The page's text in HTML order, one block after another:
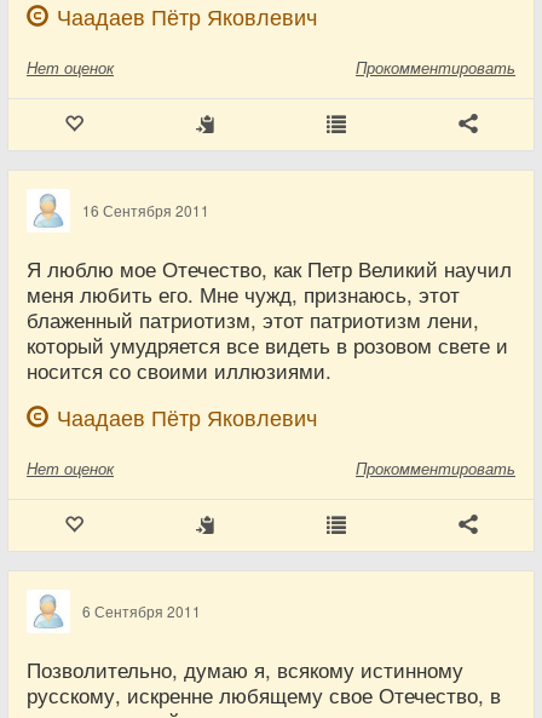
Чаадаев Пётр Яковлевич
Нет оценок Прокомментировать
16 Сентября 2011
Я люблю мое Отечество, как Петр Великий научил
меня любить его. Мне чужд, признаюсь, этот
блаженный патриотизм, этот патриотизм лени,
который умудряется все видеть в розовом свете и
носится со своими иллюзиями.
Чаадаев Пётр Яковлевич
Нет оценок Прокомментировать
6 Сентября 2011
Позволительно, думаю я, всякому истинному
русскому, искренне любящему свое Отечество, в